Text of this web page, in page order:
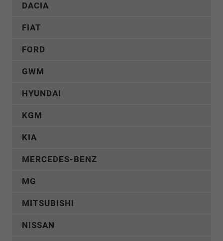
DACIA
FIAT
FORD
GWM
HYUNDAI
KGM
KIA
MERCEDES-BENZ
MG
MITSUBISHI
NISSAN